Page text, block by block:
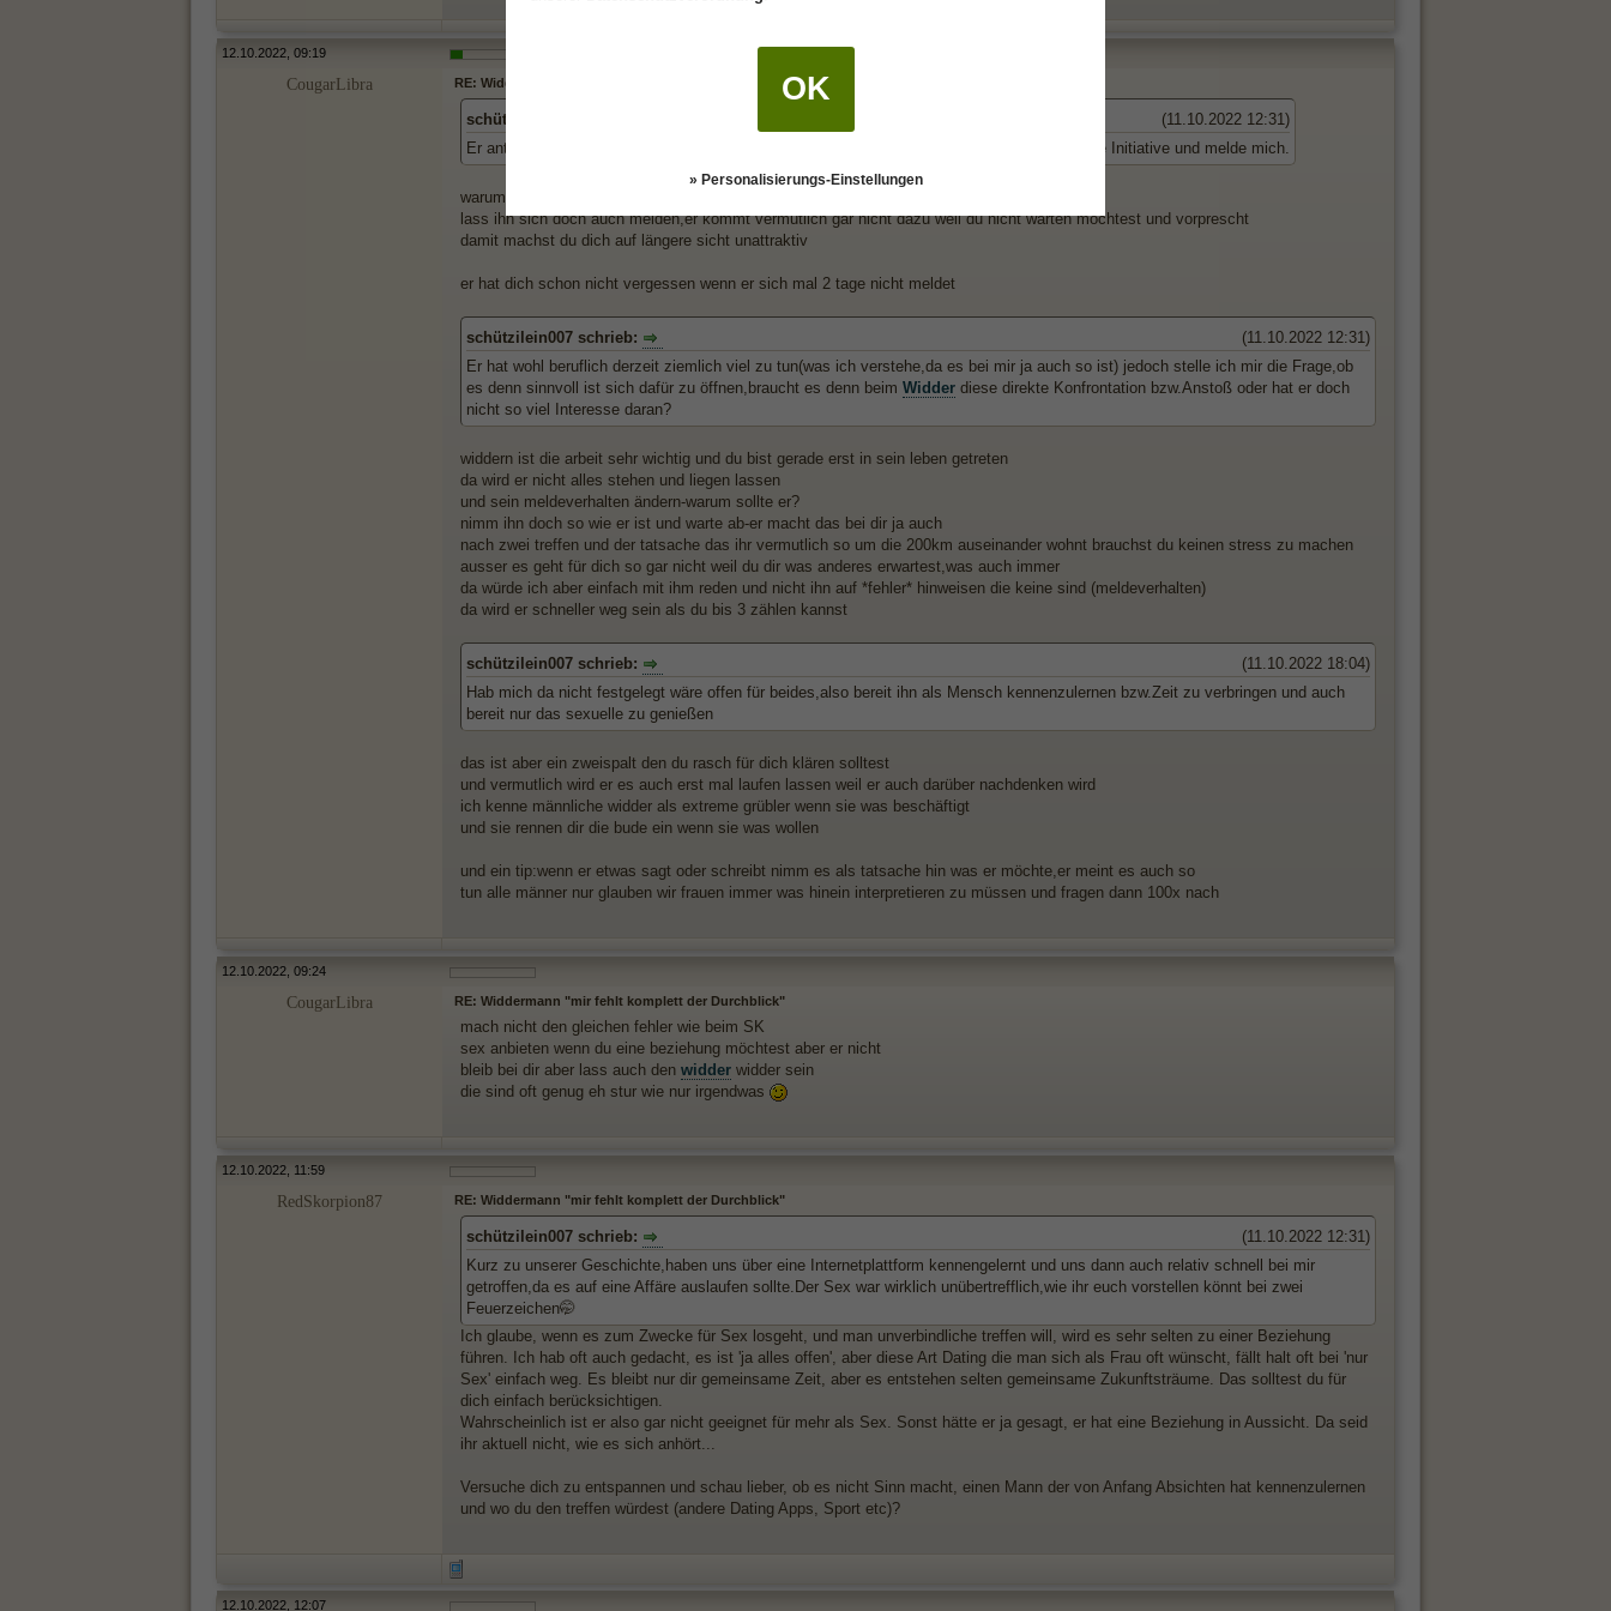
12.10.2022, 09:19
CougarLibra RE: Widdermann "mir fehlt komplett der Durchblick"
(11.10.2022 12:31)
schützilein007 schrieb:
Er antwortet teilweise erst am nächsten Tag oder sehr spät darauf,auch ergreife dann ich die Initiative und melde mich.
warum?
lass ihn sich doch auch melden,er kommt vermutlich gar nicht dazu weil du nicht warten möchtest und vorprescht
damit machst du dich auf längere sicht unattraktiv
er hat dich schon nicht vergessen wenn er sich mal 2 tage nicht meldet
(11.10.2022 12:31)
schützilein007 schrieb:
Er hat wohl beruflich derzeit ziemlich viel zu tun(was ich verstehe,da es bei mir ja auch so ist) jedoch stelle ich mir die Frage,ob
es denn sinnvoll ist sich dafür zu öffnen,braucht es denn beim Widder diese direkte Konfrontation bzw.Anstoß oder hat er doch
nicht so viel Interesse daran?
widdern ist die arbeit sehr wichtig und du bist gerade erst in sein leben getreten
da wird er nicht alles stehen und liegen lassen
und sein meldeverhalten ändern-warum sollte er?
nimm ihn doch so wie er ist und warte ab-er macht das bei dir ja auch
nach zwei treffen und der tatsache das ihr vermutlich so um die 200km auseinander wohnt brauchst du keinen stress zu machen
ausser es geht für dich so gar nicht weil du dir was anderes erwartest,was auch immer
da würde ich aber einfach mit ihm reden und nicht ihn auf *fehler* hinweisen die keine sind (meldeverhalten)
da wird er schneller weg sein als du bis 3 zählen kannst
(11.10.2022 18:04)
schützilein007 schrieb:
Hab mich da nicht festgelegt wäre offen für beides,also bereit ihn als Mensch kennenzulernen bzw.Zeit zu verbringen und auch
bereit nur das sexuelle zu genießen
das ist aber ein zweispalt den du rasch für dich klären solltest
und vermutlich wird er es auch erst mal laufen lassen weil er auch darüber nachdenken wird
ich kenne männliche widder als extreme grübler wenn sie was beschäftigt
und sie rennen dir die bude ein wenn sie was wollen
und ein tip:wenn er etwas sagt oder schreibt nimm es als tatsache hin was er möchte,er meint es auch so
tun alle männer nur glauben wir frauen immer was hinein interpretieren zu müssen und fragen dann 100x nach
12.10.2022, 09:24
CougarLibra RE: Widdermann "mir fehlt komplett der Durchblick"
mach nicht den gleichen fehler wie beim SK
sex anbieten wenn du eine beziehung möchtest aber er nicht
bleib bei dir aber lass auch den widder widder sein
die sind oft genug eh stur wie nur irgendwas
12.10.2022, 11:59
RedSkorpion87 RE: Widdermann "mir fehlt komplett der Durchblick"
(11.10.2022 12:31)
schützilein007 schrieb:
Kurz zu unserer Geschichte,haben uns über eine Internetplattform kennengelernt und uns dann auch relativ schnell bei mir
getroffen,da es auf eine Affäre auslaufen sollte.Der Sex war wirklich unübertrefflich,wie ihr euch vorstellen könnt bei zwei
Feuerzeichen🤭
Ich glaube, wenn es zum Zwecke für Sex losgeht, und man unverbindliche treffen will, wird es sehr selten zu einer Beziehung
führen. Ich hab oft auch gedacht, es ist 'ja alles offen', aber diese Art Dating die man sich als Frau oft wünscht, fällt halt oft bei 'nur
Sex' einfach weg. Es bleibt nur dir gemeinsame Zeit, aber es entstehen selten gemeinsame Zukunftsträume. Das solltest du für
dich einfach berücksichtigen.
Wahrscheinlich ist er also gar nicht geeignet für mehr als Sex. Sonst hätte er ja gesagt, er hat eine Beziehung in Aussicht. Da seid
ihr aktuell nicht, wie es sich anhört...
Versuche dich zu entspannen und schau lieber, ob es nicht Sinn macht, einen Mann der von Anfang Absichten hat kennenzulernen
und wo du den treffen würdest (andere Dating Apps, Sport etc)?
12.10.2022, 12:07
OK
» Personalisierungs-Einstellungen